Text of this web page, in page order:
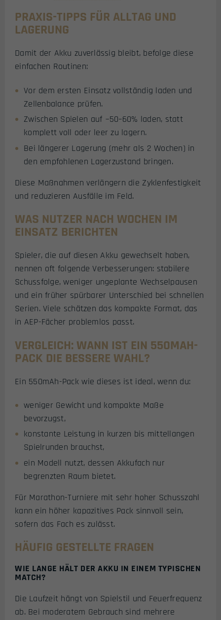
PRAXIS-TIPPS FÜR ALLTAG UND
LAGERUNG
Damit der Akku zuverlässig bleibt, befolge diese
einfachen Routinen:
Vor dem ersten Einsatz vollständig laden und
Zellenbalance prüfen.
Zwischen Spielen auf ~50–60% laden, statt
komplett voll oder leer zu lagern.
Bei längerer Lagerung (mehr als 2 Wochen) in
den empfohlenen Lagerzustand bringen.
Diese Maßnahmen verlängern die Zyklenfestigkeit
und reduzieren Ausfälle im Feld.
WAS NUTZER NACH WOCHEN IM
EINSATZ BERICHTEN
Spieler, die auf diesen Akku gewechselt haben,
nennen oft folgende Verbesserungen: stabilere
Schussfolge, weniger ungeplante Wechselpausen
und ein früher spürbarer Unterschied bei schnellen
Serien. Viele schätzen das kompakte Format, das
in AEP-Fächer problemlos passt.
VERGLEICH: WANN IST EIN 550MAH-
PACK DIE BESSERE WAHL?
Ein 550mAh-Pack wie dieses ist ideal, wenn du:
weniger Gewicht und kompakte Maße
bevorzugst,
konstante Leistung in kurzen bis mittellangen
Spielrunden brauchst,
ein Modell nutzt, dessen Akkufach nur
begrenzten Raum bietet.
Für Marathon-Turniere mit sehr hoher Schusszahl
kann ein höher kapazitives Pack sinnvoll sein,
sofern das Fach es zulässt.
HÄUFIG GESTELLTE FRAGEN
WIE LANGE HÄLT DER AKKU IN EINEM TYPISCHEN
MATCH?
Die Laufzeit hängt von Spielstil und Feuerfrequenz
ab. Bei moderatem Gebrauch sind mehrere